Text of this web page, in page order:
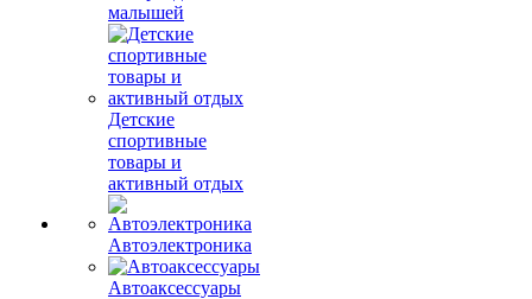
малышей
Детские
спортивные
товары и
активный отдых
Автоэлектроника
Автоаксессуары